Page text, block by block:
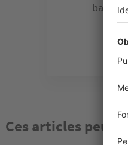
Ces articles